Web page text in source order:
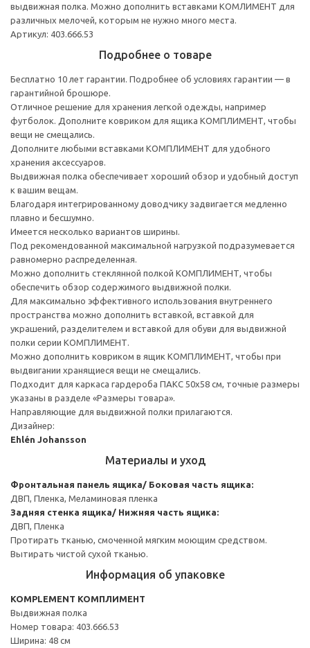
выдвижная полка. Можно дополнить вставками КОМЛИМЕНТ для
различных мелочей, которым не нужно много места.
Артикул: 403.666.53
Подробнее о товаре
Бесплатно 10 лет гарантии. Подробнее об условиях гарантии — в
гарантийной брошюре.
Отличное решение для хранения легкой одежды, например
футболок. Дополните ковриком для ящика КОМПЛИМЕНТ, чтобы
вещи не смещались.
Дополните любыми вставками КОМПЛИМЕНТ для удобного
хранения аксессуаров.
Выдвижная полка обеспечивает хороший обзор и удобный доступ
к вашим вещам.
Благодаря интегрированному доводчику задвигается медленно
плавно и бесшумно.
Имеется несколько вариантов ширины.
Под рекомендованной максимальной нагрузкой подразумевается
равномерно распределенная.
Можно дополнить стеклянной полкой КОМПЛИМЕНТ, чтобы
обеспечить обзор содержимого выдвижной полки.
Для максимально эффективного использования внутреннего
пространства можно дополнить вставкой, вставкой для
украшений, разделителем и вставкой для обуви для выдвижной
полки серии КОМПЛИМЕНТ.
Можно дополнить ковриком в ящик КОМПЛИМЕНТ, чтобы при
выдвигании хранящиеся вещи не смещались.
Подходит для каркаса гардероба ПАКС 50x58 см, точные размеры
указаны в разделе «Размеры товара».
Направляющие для выдвижной полки прилагаются.
Дизайнер:
Ehlén Johansson
Материалы и уход
Фронтальная панель ящика/ Боковая часть ящика:
ДВП, Пленка, Меламиновая пленка
Задняя стенка ящика/ Нижняя часть ящика:
ДВП, Пленка
Протирать тканью, смоченной мягким моющим средством.
Вытирать чистой сухой тканью.
Информация об упаковке
KOMPLEMENT КОМПЛИМЕНТ
Выдвижная полка
Номер товара: 403.666.53
Ширина: 48 см